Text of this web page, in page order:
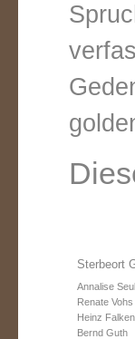
Sterbeort
Annalise
Renate Vohs
Heinz
Bernd Guth